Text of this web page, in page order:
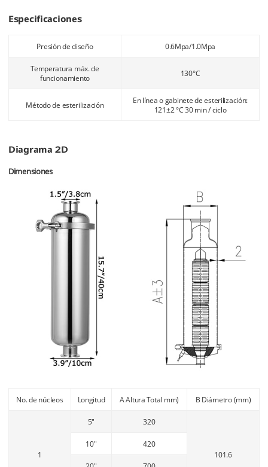
Especificaciones
Presión de diseño 0.6Mpa/1.0Mpa
Temperatura máx. de
funcionamiento
130°C
Método de esterilización
En línea o gabinete de esterilización:
121±2 °C 30 min / ciclo
Diagrama 2D
Dimensiones
No. de núcleos Longitud A Altura Total mm) B Diámetro (mm)
1
5" 320
101.6
10" 420